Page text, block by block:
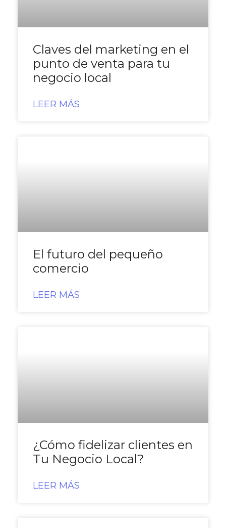
Claves del marketing en el
punto de venta para tu
negocio local
LEER MÁS
El futuro del pequeño
comercio
LEER MÁS
¿Cómo fidelizar clientes en
Tu Negocio Local?
LEER MÁS